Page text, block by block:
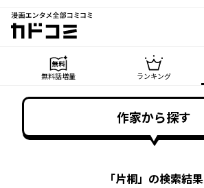
漫画エンタメ全部コミコミ
カドコミ
無料話増量 ランキング
作家から探す
「片桐」の検索結果